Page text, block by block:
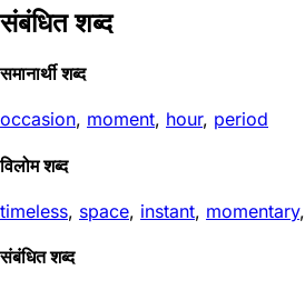
संबंधित शब्द
समानार्थी शब्द
occasion, moment, hour, period
विलोम शब्द
timeless, space, instant, momentary,
संबंधित शब्द